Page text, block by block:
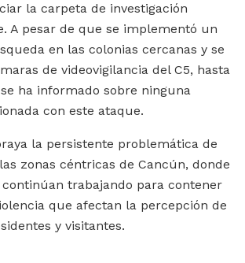
la carpeta de investigación
A pesar de que se implementó un
en las colonias cercanas y se
de videovigilancia del C5, hasta
ha informado sobre ninguna
con este ataque.
la persistente problemática de
zonas céntricas de Cancún, donde
trabajando para contener
que afectan la percepción de
y visitantes.